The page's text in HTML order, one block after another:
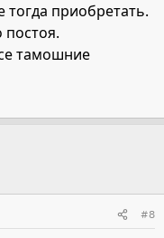
приобретать.
постоя.
тамошние
#8